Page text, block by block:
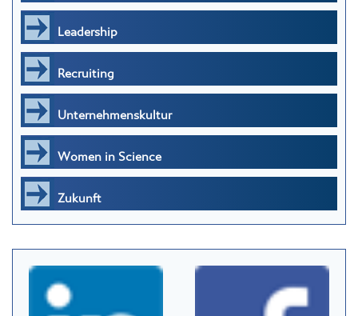
Leadership
Recruiting
Unternehmenskultur
Women in Science
Zukunft